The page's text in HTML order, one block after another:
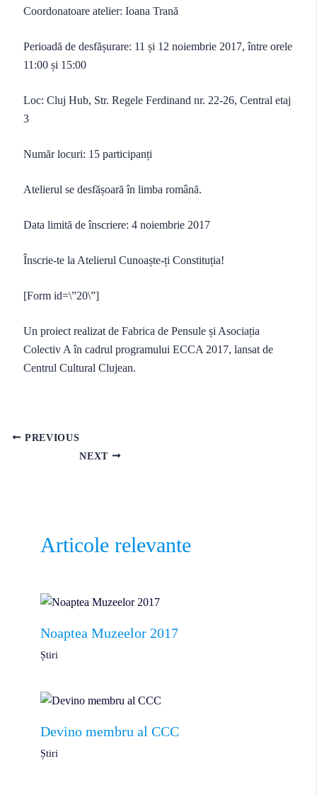
Coordonatoare atelier: Ioana Trană
Perioadă de desfășurare: 11 și 12 noiembrie 2017, între orele
11:00 și 15:00
Loc: Cluj Hub, Str. Regele Ferdinand nr. 22-26, Central etaj
3
Număr locuri: 15 participanți
Atelierul se desfășoară în limba română.
Data limită de înscriere: 4 noiembrie 2017
Înscrie-te la Atelierul Cunoaște-ți Constituția!
[Form id=\”20\”]
Un proiect realizat de Fabrica de Pensule și Asociația
Colectiv A în cadrul programului ECCA 2017, lansat de
Centrul Cultural Clujean.
PREVIOUS
NEXT
Articole relevante
Noaptea Muzeelor 2017
Știri
Devino membru al CCC
Știri